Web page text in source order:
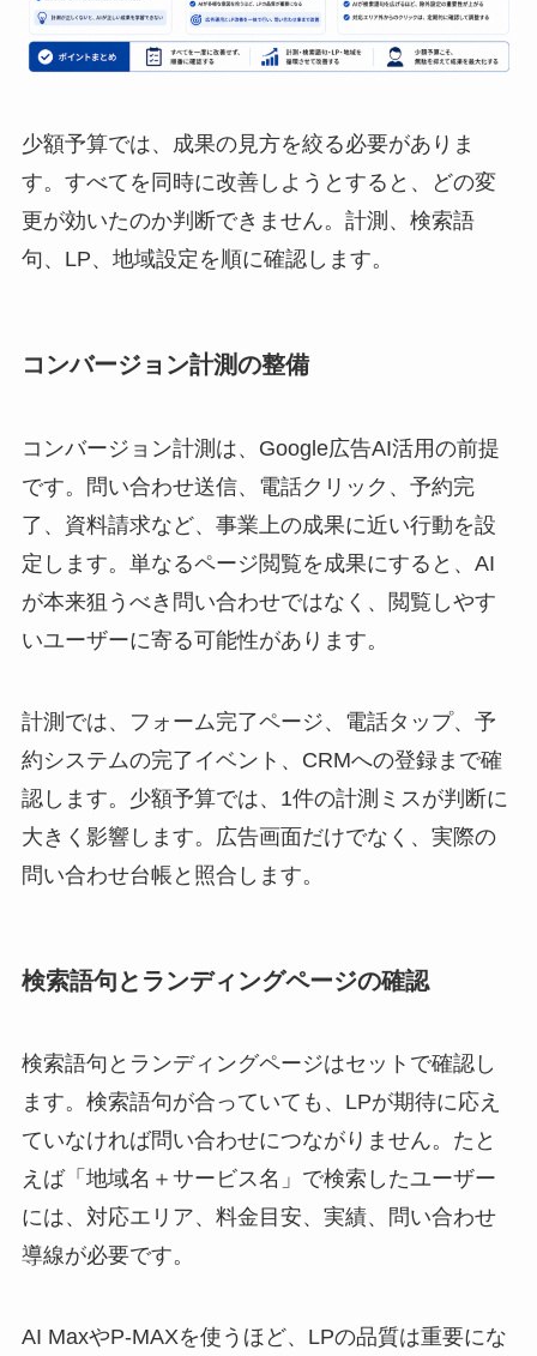
少額予算では、成果の見方を絞る必要がありま
す。すべてを同時に改善しようとすると、どの変
更が効いたのか判断できません。計測、検索語
句、LP、地域設定を順に確認します。
コンバージョン計測の整備
コンバージョン計測は、Google広告AI活用の前提
です。問い合わせ送信、電話クリック、予約完
了、資料請求など、事業上の成果に近い行動を設
定します。単なるページ閲覧を成果にすると、AI
が本来狙うべき問い合わせではなく、閲覧しやす
いユーザーに寄る可能性があります。
計測では、フォーム完了ページ、電話タップ、予
約システムの完了イベント、CRMへの登録まで確
認します。少額予算では、1件の計測ミスが判断に
大きく影響します。広告画面だけでなく、実際の
問い合わせ台帳と照合します。
検索語句とランディングページの確認
検索語句とランディングページはセットで確認し
ます。検索語句が合っていても、LPが期待に応え
ていなければ問い合わせにつながりません。たと
えば「地域名＋サービス名」で検索したユーザー
には、対応エリア、料金目安、実績、問い合わせ
導線が必要です。
AI MaxやP-MAXを使うほど、LPの品質は重要にな